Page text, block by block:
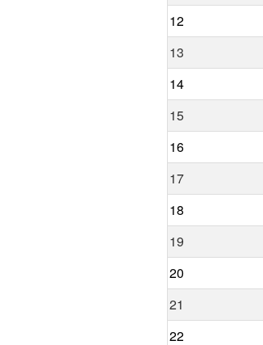
12
13
14
15
16
17
18
19
20
21
22